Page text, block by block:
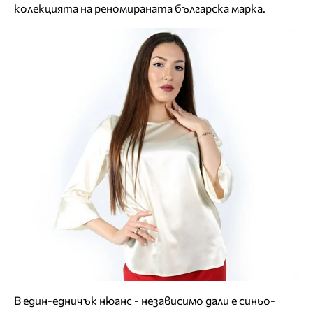
колекцията на реномираната българска марка.
В един-едничък нюанс - независимо дали е синьо-